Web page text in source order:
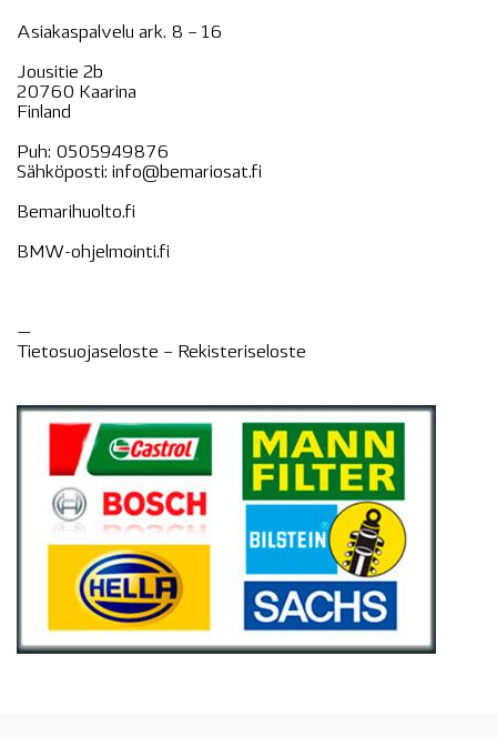
Asiakaspalvelu ark. 8 – 16
Jousitie 2b
20760 Kaarina
Finland
Puh: 0505949876
Sähköposti: info@bemariosat.fi
Bemarihuolto.fi
BMW-ohjelmointi.fi
—
Tietosuojaseloste – Rekisteriseloste